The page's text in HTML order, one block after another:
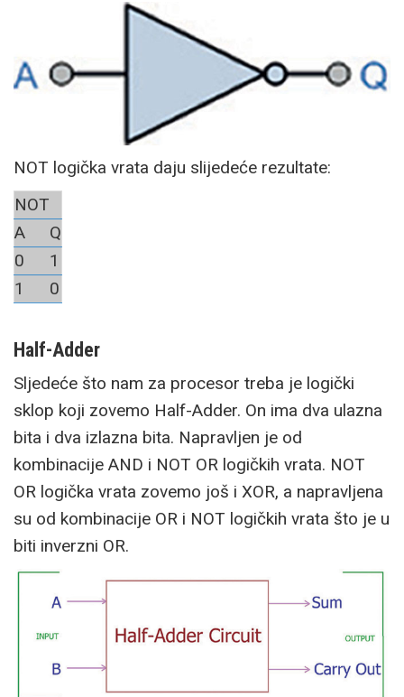
NOT logička vrata daju slijedeće rezultate:
NOT
A
Q
0
1
1
0
Half-Adder
Sljedeće što nam za procesor treba je logički
sklop koji zovemo Half-Adder. On ima dva ulazna
bita i dva izlazna bita. Napravljen je od
kombinacije AND i NOT OR logičkih vrata. NOT
OR logička vrata zovemo još i XOR, a napravljena
su od kombinacije OR i NOT logičkih vrata što je u
biti inverzni OR.